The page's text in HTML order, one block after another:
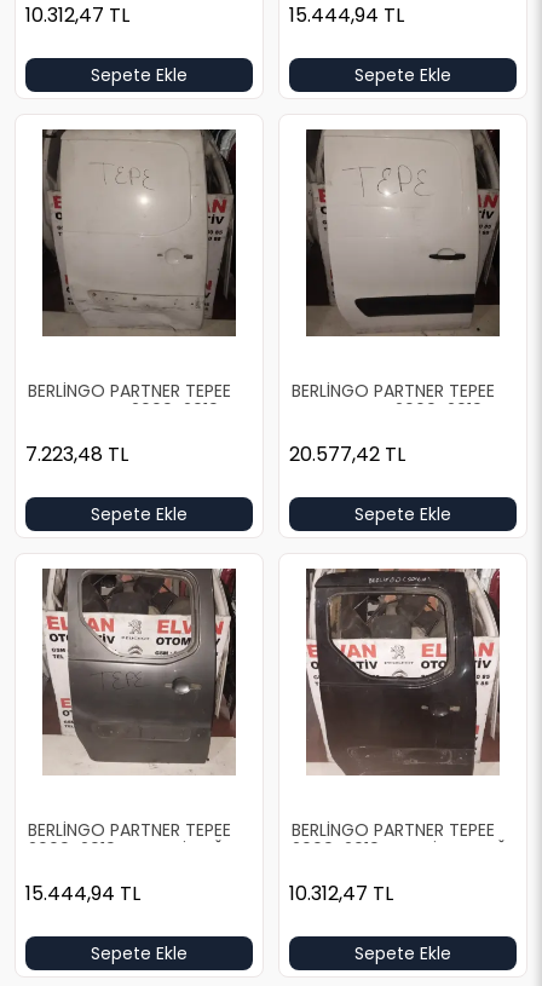
10.312,47 TL
Sepete Ekle
15.444,94 TL
Sepete Ekle
BERLİNGO PARTNER TEPEE
KAPALI KASA 2009-2019
7.223,48 TL
Sepete Ekle
BERLİNGO PARTNER TEPEE
KAPALI KASA 2009-2019
20.577,42 TL
Sepete Ekle
BERLİNGO PARTNER TEPEE
2009-2019 BOŞ GRİ SAĞ
15.444,94 TL
Sepete Ekle
BERLİNGO PARTNER TEPEE
2009-2019 BOŞ SİYAH SAĞ
10.312,47 TL
Sepete Ekle